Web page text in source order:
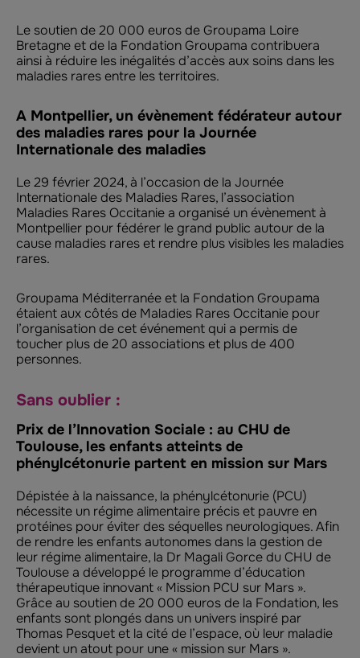
Le soutien de 20 000 euros de Groupama Loire
Bretagne et de la Fondation Groupama contribuera
ainsi à réduire les inégalités d’accès aux soins dans les
maladies rares entre les territoires.
A Montpellier, un évènement fédérateur autour
des maladies rares pour la Journée
Internationale des maladies
Le 29 février 2024, à l’occasion de la Journée
Internationale des Maladies Rares, l’association
Maladies Rares Occitanie a organisé un évènement à
Montpellier pour fédérer le grand public autour de la
cause maladies rares et rendre plus visibles les maladies
rares.
Groupama Méditerranée et la Fondation Groupama
étaient aux côtés de Maladies Rares Occitanie pour
l’organisation de cet événement qui a permis de
toucher plus de 20 associations et plus de 400
personnes.
Sans oublier :
Prix de l’Innovation Sociale : au CHU de
Toulouse, les enfants atteints de
phénylcétonurie partent en mission sur Mars
Dépistée à la naissance, la phénylcétonurie (PCU)
nécessite un régime alimentaire précis et pauvre en
protéines pour éviter des séquelles neurologiques. Afin
de rendre les enfants autonomes dans la gestion de
leur régime alimentaire, la Dr Magali Gorce du CHU de
Toulouse a développé le programme d’éducation
thérapeutique innovant « Mission PCU sur Mars ».
Grâce au soutien de 20 000 euros de la Fondation, les
enfants sont plongés dans un univers inspiré par
Thomas Pesquet et la cité de l’espace, où leur maladie
devient un atout pour une « mission sur Mars ».